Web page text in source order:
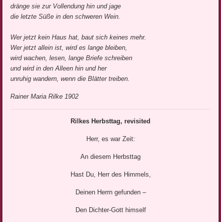
dränge sie zur Vollendung hin und jage
die letzte Süße in den schweren Wein.
Wer jetzt kein Haus hat, baut sich keines mehr.
Wer jetzt allein ist, wird es lange bleiben,
wird wachen, lesen, lange Briefe schreiben
und wird in den Alleen hin und her
unruhig wandern, wenn die Blätter treiben.
Rainer Maria Rilke 1902
Rilkes Herbsttag, revisited
Herr, es war Zeit:
An diesem Herbsttag
Hast Du, Herr des Himmels,
Deinen Herrn gefunden –
Den Dichter-Gott himself